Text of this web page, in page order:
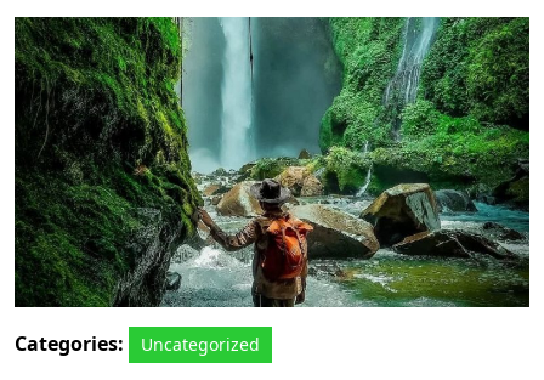
Categories: Uncategorized